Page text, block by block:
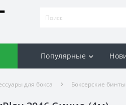
Популярные
для бокса Боксерские бинты